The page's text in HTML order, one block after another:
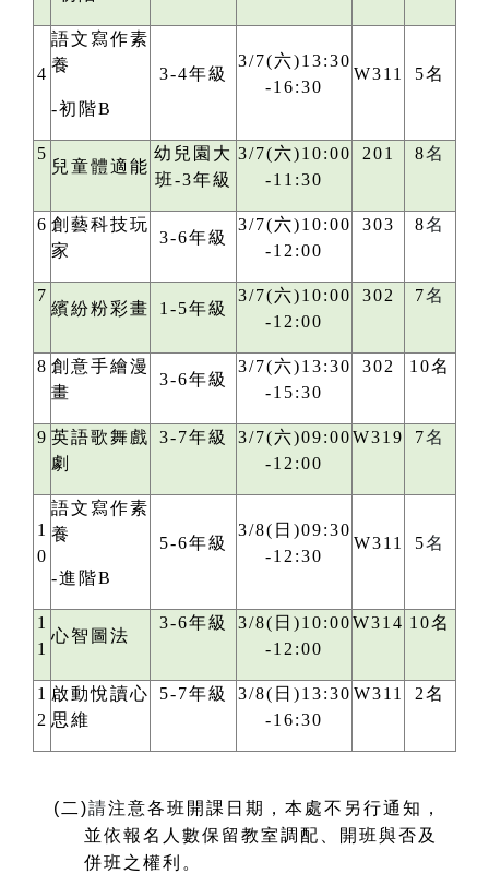
4
語文寫作素
養
-初階B
3-4年級
3/7(六)13:30
-16:30
W311 5名
5
兒童體適能
幼兒園大
班-3年級
3/7(六)10:00
-11:30
201 8名
6 創藝科技玩
家
3-6年級
3/7(六)10:00
-12:00
303 8名
7
繽紛粉彩畫 1-5年級
3/7(六)10:00
-12:00
302 7名
8 創意手繪漫
畫
3-6年級
3/7(六)13:30
-15:30
302 10名
9 英語歌舞戲
劇
3-7年級
3/7(六)09:00
-12:00
W319 7名
1
0
語文寫作素
養
-進階B
5-6年級
3/8(日)09:30
-12:30
W311 5名
1
1
心智圖法
3-6年級
3/8(日)10:00
-12:00
W314 10名
1
2
啟動悅讀心
思維
5-7年級
3/8(日)13:30
-16:30
W311 2名
( 二)請注意各班開課日期，本處不另行通知，
並依報名人數保留教室調配、開班與否及
併班之權利。